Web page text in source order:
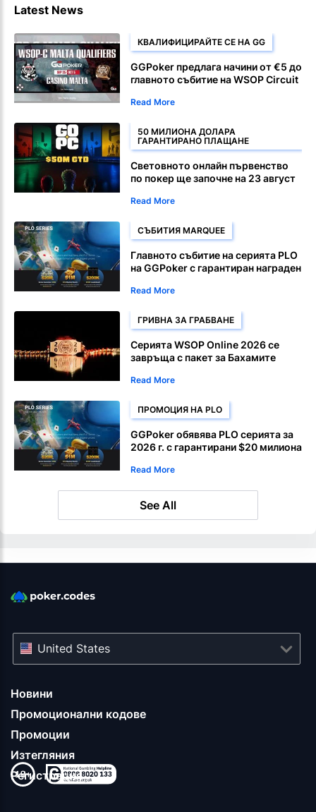
Latest News
КВАЛИФИЦИРАЙТЕ СЕ НА GG
GGPoker предлага начини от €5 до
главното събитие на WSOP Circuit
Read More
50 МИЛИОНА ДОЛАРА
ГАРАНТИРАНО ПЛАЩАНЕ
Световното онлайн първенство
по покер ще започне на 23 август
Read More
СЪБИТИЯ MARQUEE
Главното събитие на серията PLO
на GGPoker с гарантиран награден
на 10 август
Read More
ГРИВНА ЗА ГРАБВАНЕ
Серията WSOP Online 2026 се
завръща с пакет за Бахамите
Read More
ПРОМОЦИЯ НА PLO
GGPoker обявява PLO серията за
2026 г. с гарантирани $20 милиона
Read More
See All
Новини
Промоционални кодове
Промоции
Изтегляния
Регистрация
United States